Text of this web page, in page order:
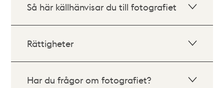
Så här källhänvisar du till fotografiet
Rättigheter
Har du frågor om fotografiet?